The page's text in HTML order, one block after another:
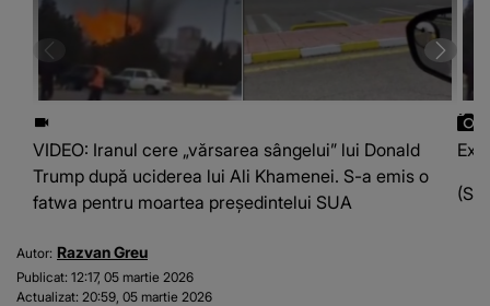
VIDEO: Iranul cere „vărsarea sângelui” lui Donald
Trump după uciderea lui Ali Khamenei. S-a emis o
fatwa pentru moartea președintelui SUA
Autor: Razvan Greu
Publicat: 12:17, 05 martie 2026
Actualizat: 20:59, 05 martie 2026